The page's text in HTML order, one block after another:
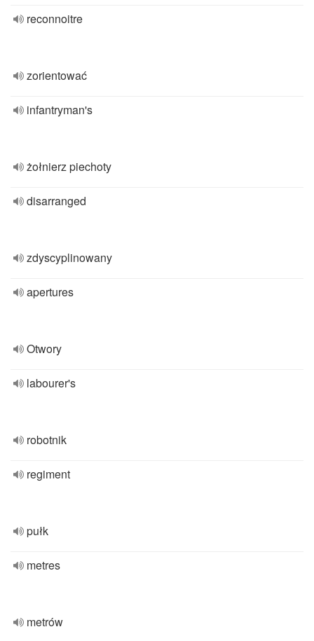
reconnoitre
zorientować
infantryman's
żołnierz piechoty
disarranged
zdyscyplinowany
apertures
Otwory
labourer's
robotnik
regiment
pułk
metres
metrów